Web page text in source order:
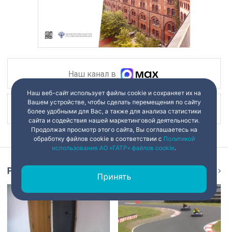
Наш канал в
Наш канал в
Репортаж Ещё
Наш веб-сайт использует файлы cookie и сохраняет их на
Вашем устройстве, чтобы сделать перемещения по сайту
более удобными для Вас, а также для анализа статистики
сайта и содействия нашей маркетинговой деятельности.
Продолжая просмотр этого сайта, Вы соглашаетесь на
обработку файлов cookie в соответствии с Политикой
использования АО «ГАТР» файлов cookie.
Принять